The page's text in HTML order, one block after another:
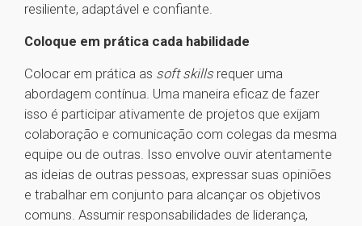
resiliente, adaptável e confiante.
Coloque em prática cada habilidade
Colocar em prática as soft skills requer uma
abordagem contínua. Uma maneira eficaz de fazer
isso é participar ativamente de projetos que exijam
colaboração e comunicação com colegas da mesma
equipe ou de outras. Isso envolve ouvir atentamente
as ideias de outras pessoas, expressar suas opiniões
e trabalhar em conjunto para alcançar os objetivos
comuns. Assumir responsabilidades de liderança,